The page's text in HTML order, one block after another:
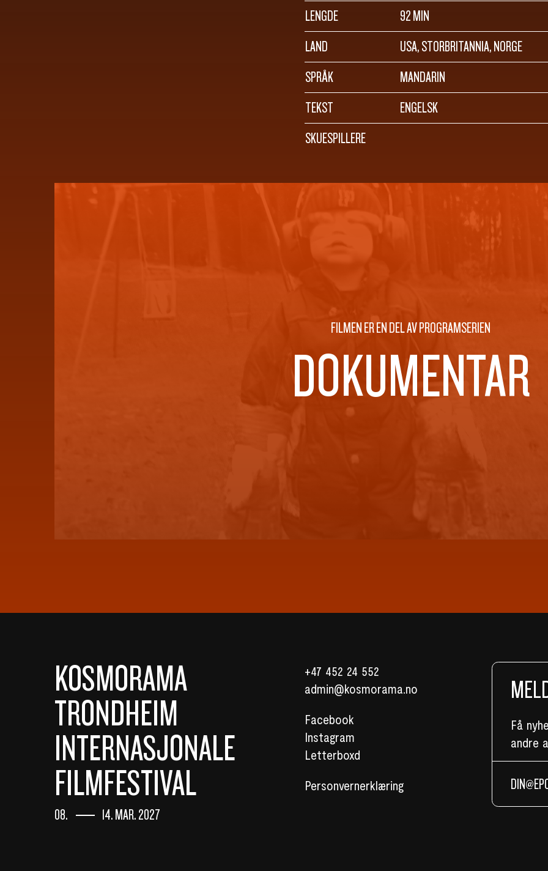
LENGDE
92 MIN
LAND
USA, STORBRITANNIA, NORGE
SPRÅK
MANDARIN
TEKST
ENGELSK
SKUESPILLERE
FILMEN ER EN DEL AV PROGRAMSERIEN
DOKUMENTAR
Få
andre
KOSMORAMA
TRONDHEIM
INTERNASJONALE
FILMFESTIVAL
08. 14. MAR. 2027
+47 452 24 552
admin@kosmorama.no
Facebook
Instagram
Letterboxd
Personvernerklæring